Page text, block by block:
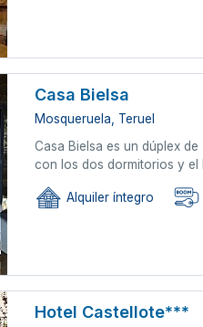
Casa Bielsa
Mosqueruela, Teruel
Casa Bielsa es un dúplex
con los dos dormitorios y el
Alquiler íntegro
Hotel Castellote***